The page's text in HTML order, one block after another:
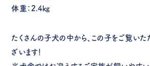
体重：2.4㎏
たくさんの子犬の中から、この子をご覧いた
ざいます！